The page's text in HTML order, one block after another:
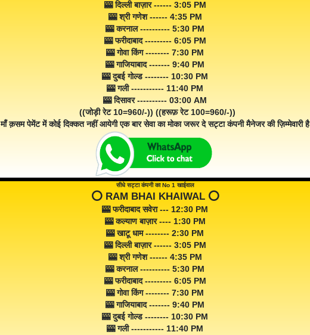
🎰 दिल्ली बाज़ार ------ 3:05 PM
🎰 श्री गणेश ------ 4:35 PM
🎰 करनाल ---------- 5:30 PM
🎰 फरीदाबाद --------- 6:05 PM
🎰 गोवा किंग -------- 7:30 PM
🎰 गाजियाबाद ------- 9:40 PM
🎰 दुबई गोल्ड -------- 10:30 PM
🎰 गली ----------- 11:40 PM
🎰 दिसावर ---------- 03:00 AM
((जोड़ी रेट 10=960/-)) ((हरूफ़ रेट 100=960/-))
माँ क़सम पेमेंट में कोई दिक्कत नहीं आयेगी एक बार सेवा का मोका जरूर दे सट्टा कंपनी मैनेजर की ज़िम्मेवारी है
सीधे सट्टा कंपनी का No 1 खाईवाल
⭕️ RAM BHAI KHAIWAL ⭕️
🎰 फरीदाबाद सवेरा --- 12:30 PM
🎰 कल्याण बाज़ार ---- 1:30 PM
🎰 खाटू धाम -------- 2:30 PM
🎰 दिल्ली बाज़ार ------ 3:05 PM
🎰 श्री गणेश ------ 4:35 PM
🎰 करनाल ---------- 5:30 PM
🎰 फरीदाबाद --------- 6:05 PM
🎰 गोवा किंग -------- 7:30 PM
🎰 गाजियाबाद ------- 9:40 PM
🎰 दुबई गोल्ड -------- 10:30 PM
🎰 गली ----------- 11:40 PM